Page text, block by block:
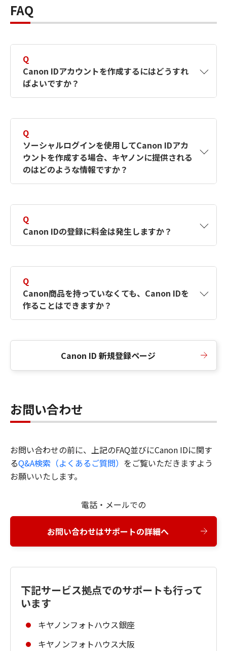
FAQ
Q
Canon IDアカウントを作成するにはどうすれ
ばよいですか？
す。詳しい作成方法は【カメラ】Canon IDとは
何ですか？Canon IDの作成方法は？をご確認く
ださい。
Q
ソーシャルログインを使用してCanon IDアカ
ウントを作成する場合、キヤノンに提供される
のはどのような情報ですか？
択したサービスから取得します。アカウントを
簡単に作成できるように、この情報を使用して
Canon IDの登録フォームを入力します。
Q
Canon IDの登録に料金は発生しますか？
Q
Canon商品を持っていなくても、Canon IDを
作ることはできますか？
Canon ID 新規登録ページ
お問い合わせ
お問い合わせの前に、上記のFAQ並びにCanon IDに関す
るQ&A検索（よくあるご質問） をご覧いただきますよう
お願いいたします。
電話・メールでの
お問い合わせはサポートの詳細へ
下記サービス拠点でのサポートも行って
います
キヤノンフォトハウス銀座
キヤノンフォトハウス大阪